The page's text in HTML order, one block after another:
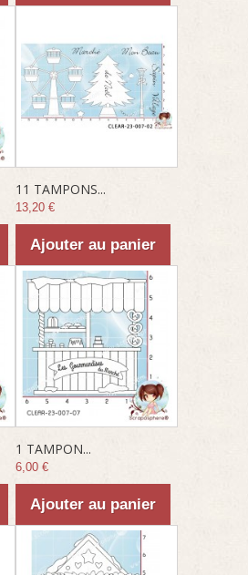
11 TAMPONS...
13,20 €
Ajouter au panier
1 TAMPON...
6,00 €
Ajouter au panier